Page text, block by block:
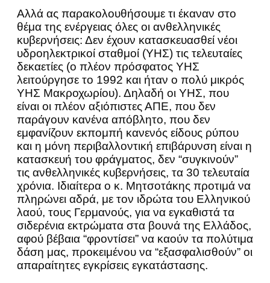
Αλλά ας παρακολουθήσουμε τι έκαναν στο
θέμα της ενέργειας όλες οι ανθελληνικές
κυβερνήσεις: Δεν έχουν κατασκευασθεί νέοι
υδροηλεκτρικοί σταθμοί (ΥΗΣ) τις τελευταίες
δεκαετίες (ο πλέον πρόσφατος ΥΗΣ
λειτούργησε το 1992 και ήταν ο πολύ μικρός
ΥΗΣ Μακροχωρίου). Δηλαδή οι ΥΗΣ, που
είναι οι πλέον αξιόπιστες ΑΠΕ, που δεν
παράγουν κανένα απόβλητο, που δεν
εμφανίζουν εκπομπή κανενός είδους ρύπου
και η μόνη περιβαλλοντική επιβάρυνση είναι η
κατασκευή του φράγματος, δεν “συγκινούν”
τις ανθελληνικές κυβερνήσεις, τα 30 τελευταία
χρόνια. Ιδιαίτερα ο κ. Μητσοτάκης προτιμά να
πληρώνει αδρά, με τον ιδρώτα του Ελληνικού
λαού, τους Γερμανούς, για να εγκαθιστά τα
σιδερένια εκτρώματα στα βουνά της Ελλάδος,
αφού βέβαια “φροντίσει” να καούν τα πολύτιμα
δάση μας, προκειμένου να “εξασφαλισθούν” οι
απαραίτητες εγκρίσεις εγκατάστασης.